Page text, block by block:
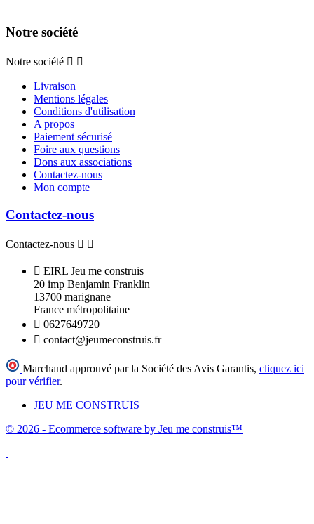
Notre société
Notre société  
Livraison
Mentions légales
Conditions d'utilisation
A propos
Paiement sécurisé
Foire aux questions
Dons aux associations
Contactez-nous
Mon compte
Contactez-nous
Contactez-nous  
 EIRL Jeu me construis
20 imp Benjamin Franklin
13700 marignane
France métropolitaine
 0627649720
 contact@jeumeconstruis.fr
Marchand approuvé par la Société des Avis Garantis, cliquez ici
pour vérifier.
JEU ME CONSTRUIS
© 2026 - Ecommerce software by Jeu me construis™